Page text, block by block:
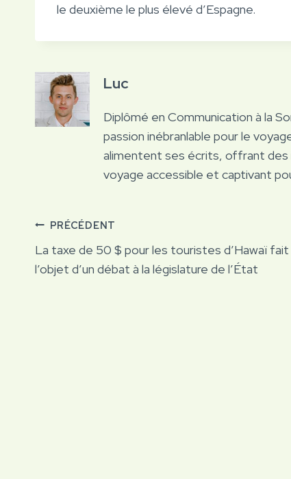
le deuxième le plus élevé d’Espagne.
Luc
Diplômé en Communication à la
passion inébranlable pour le
alimentent ses écrits, offrant des
voyage accessible et captivant
Navigation
de
PRÉCÉDENT
La taxe de 50 $ pour les touristes d’Hawaï fait
l’objet d’un débat à la législature de l’État